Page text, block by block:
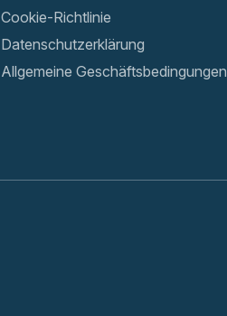
Cookie-Richtlinie
Datenschutzerklärung
Allgemeine Geschäftsbedingungen